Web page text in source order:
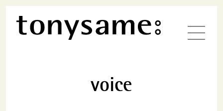
voice